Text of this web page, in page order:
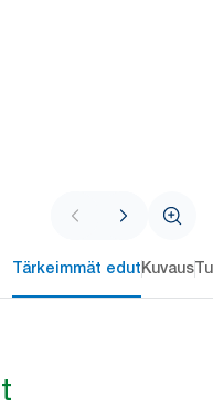
Tärkeimmät edutKuvaus